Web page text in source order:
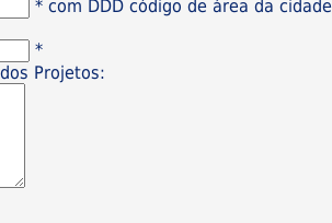
* com DDD código de área da cidade
*
Projetos: